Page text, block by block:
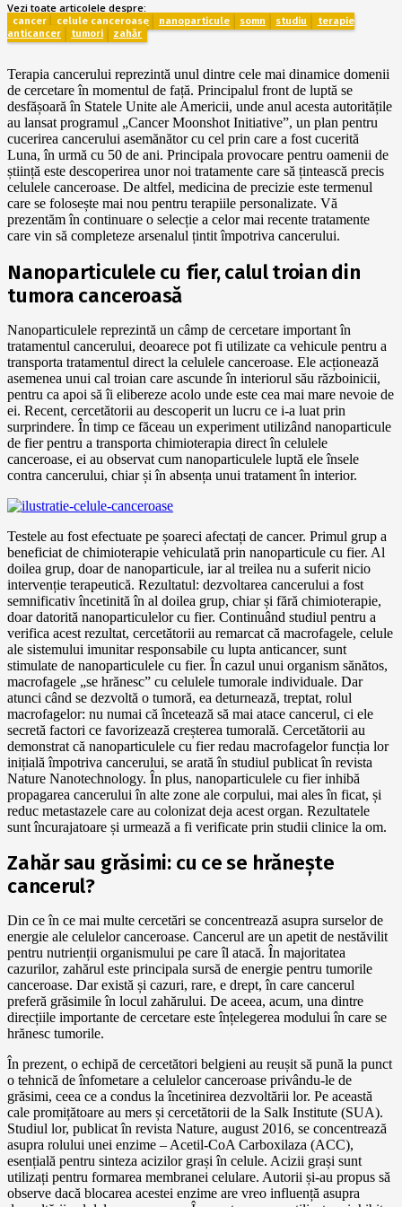
Vezi toate articolele despre:
cancer celule canceroase nanoparticule somn studiu
terapie
anticancer
tumori zahăr
Terapia cancerului reprezintă unul dintre cele mai dinamice domenii
de cercetare în momentul de față. Principalul front de luptă se
desfășoară în Statele Unite ale Americii, unde anul acesta autoritățile
au lansat programul „Cancer Moonshot Initiative”, un plan pentru
cucerirea cancerului asemănător cu cel prin care a fost cucerită
Luna, în urmă cu 50 de ani. Principala provocare pentru oamenii de
știință este descoperirea unor noi tratamente care să țintească precis
celulele canceroase. De altfel, medicina de precizie este termenul
care se folosește mai nou pentru terapiile personalizate. Vă
prezentăm în continuare o selecție a celor mai recente tratamente
care vin să completeze arsenalul țintit împotriva cancerului.
Nanoparticulele cu fier, calul troian din
tumora canceroasă
Nanoparticulele reprezintă un câmp de cercetare important în
tratamentul cancerului, deoarece pot fi utilizate ca vehicule pentru a
transporta tratamentul direct la celulele canceroase. Ele acționează
asemenea unui cal troian care ascunde în interiorul său războinicii,
pentru ca apoi să îi elibereze acolo unde este cea mai mare nevoie de
ei. Recent, cercetătorii au descoperit un lucru ce i-a luat prin
surprindere. În timp ce făceau un experiment utilizând nanoparticule
de fier pentru a transporta chimioterapia direct în celulele
canceroase, ei au observat cum nanoparticulele luptă ele însele
contra cancerului, chiar și în absența unui tratament în interior.
Testele au fost efectuate pe șoareci afectați de cancer. Primul grup a
beneficiat de chimioterapie vehiculată prin nanoparticule cu fier. Al
doilea grup, doar de nanoparticule, iar al treilea nu a suferit nicio
intervenție terapeutică. Rezultatul: dezvoltarea cancerului a fost
semnificativ încetinită în al doilea grup, chiar și fără chimioterapie,
doar datorită nanoparticulelor cu fier. Continuând studiul pentru a
verifica acest rezultat, cercetătorii au remarcat că macrofagele, celule
ale sistemului imunitar responsabile cu lupta anticancer, sunt
stimulate de nanoparticulele cu fier. În cazul unui organism sănătos,
macrofagele „se hrănesc” cu celulele tumorale individuale. Dar
atunci când se dezvoltă o tumoră, ea deturnează, treptat, rolul
macrofagelor: nu numai că încetează să mai atace cancerul, ci ele
secretă factori ce favorizează creșterea tumorală. Cercetătorii au
demonstrat că nanoparticulele cu fier redau macrofagelor funcția lor
inițială împotriva cancerului, se arată în studiul publicat în revista
Nature Nanotechnology. În plus, nanoparticulele cu fier inhibă
propagarea cancerului în alte zone ale corpului, mai ales în ficat, și
reduc metastazele care au colonizat deja acest organ. Rezultatele
sunt încurajatoare și urmează a fi verificate prin studii clinice la om.
Zahăr sau grăsimi: cu ce se hrănește
cancerul?
Din ce în ce mai multe cercetări se concentrează asupra surselor de
energie ale celulelor canceroase. Cancerul are un apetit de nestăvilit
pentru nutrienții organismului pe care îl atacă. În majoritatea
cazurilor, zahărul este principala sursă de energie pentru tumorile
canceroase. Dar există și cazuri, rare, e drept, în care cancerul
preferă grăsimile în locul zahărului. De aceea, acum, una dintre
direcțiile importante de cercetare este înțelegerea modului în care se
hrănesc tumorile.
În prezent, o echipă de cercetători belgieni au reușit să pună la punct
o tehnică de înfometare a celulelor canceroase privându-le de
grăsimi, ceea ce a condus la încetinirea dezvoltării lor. Pe această
cale promițătoare au mers și cercetătorii de la Salk Institute (SUA).
Studiul lor, publicat în revista Nature, august 2016, se concentrează
asupra rolului unei enzime – Acetil-CoA Carboxilaza (ACC),
esențială pentru sinteza acizilor grași în celule. Acizii grași sunt
utilizați pentru formarea membranei celulare. Autorii și-au propus să
observe dacă blocarea acestei enzime are vreo influență asupra